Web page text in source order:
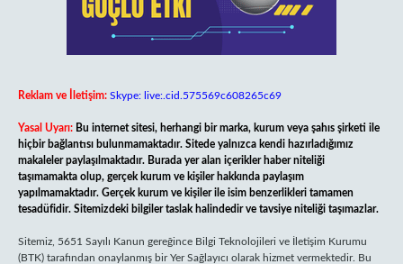
Reklam ve İletişim: Skype: live:.cid.575569c608265c69
Yasal Uyarı: Bu internet sitesi, herhangi bir marka, kurum veya şahıs şirketi ile
hiçbir bağlantısı bulunmamaktadır. Sitede yalnızca kendi hazırladığımız
makaleler paylaşılmaktadır. Burada yer alan içerikler haber niteliği
taşımamakta olup, gerçek kurum ve kişiler hakkında paylaşım
yapılmamaktadır. Gerçek kurum ve kişiler ile isim benzerlikleri tamamen
tesadüfidir. Sitemizdeki bilgiler taslak halindedir ve tavsiye niteliği taşımazlar.
Sitemiz, 5651 Sayılı Kanun gereğince Bilgi Teknolojileri ve İletişim Kurumu
(BTK) tarafından onaylanmış bir Yer Sağlayıcı olarak hizmet vermektedir. Bu